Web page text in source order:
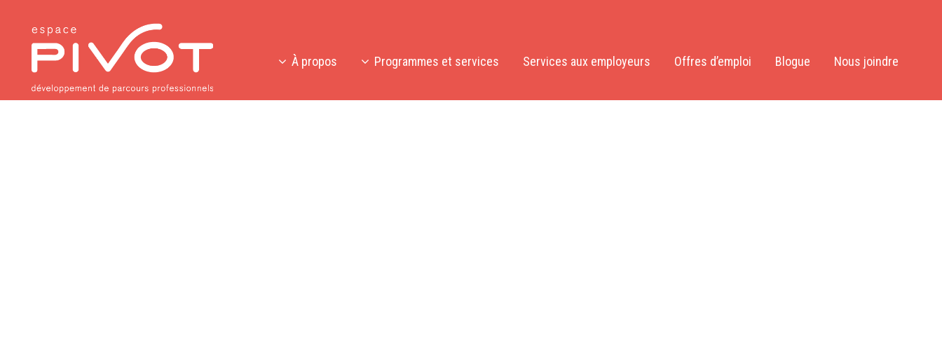
À propos Programmes et services Services aux employeurs Offres d’emploi Blogue Nous joindre